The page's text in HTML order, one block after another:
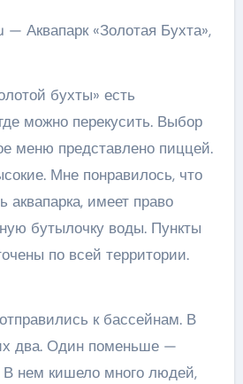
Аквапарк «Золотая Бухта»,
бухты» есть
можно перекусить. Выбор
меню представлено пиццей.
Мне понравилось, что
аквапарка, имеет право
бутылочку воды. Пункты
по всей территории.
к бассейнам. В
два. Один поменьше —
нем кишело много людей,